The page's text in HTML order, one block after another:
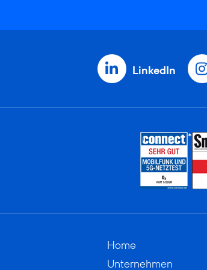
LinkedIn
Home
Unternehmen